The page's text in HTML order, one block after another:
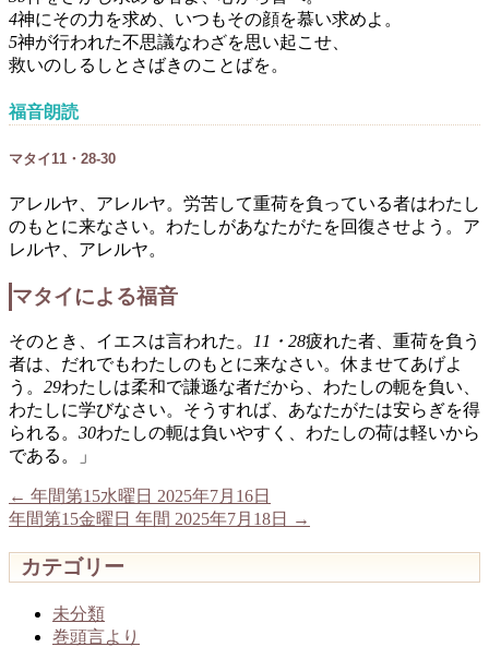
4神にその力を求め、いつもその顔を慕い求めよ。
5神が行われた不思議なわざを思い起こせ、
救いのしるしとさばきのことばを。
福音朗読
マタイ11・28-30
アレルヤ、アレルヤ。労苦して重荷を負っている者はわたし
のもとに来なさい。わたしがあなたがたを回復させよう。ア
レルヤ、アレルヤ。
マタイによる福音
そのとき、イエスは言われた。 11・28疲れた者、重荷を負う
者は、だれでもわたしのもとに来なさい。休ませてあげよ
う。 29わたしは柔和で謙遜な者だから、わたしの軛を負い、
わたしに学びなさい。そうすれば、あなたがたは安らぎを得
られる。 30わたしの軛は負いやすく、わたしの荷は軽いから
である。」
← 年間第15水曜日 2025年7月16日
年間第15金曜日 年間 2025年7月18日
→
カテゴリー
未分類
巻頭言より